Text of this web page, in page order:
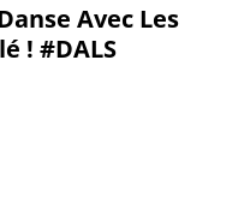
Avec Les
! #DALS